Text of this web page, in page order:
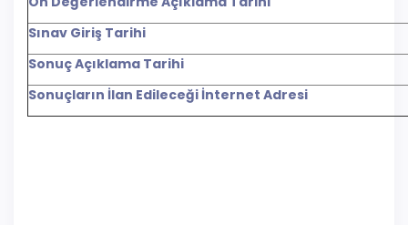
Sınav Giriş Tarihi
Sonuç Açıklama Tarihi
Sonuçların İlan Edileceği İnternet Adresi